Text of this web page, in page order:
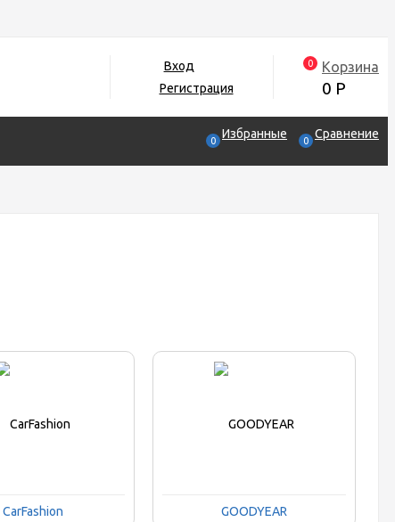
Вход
Регистрация
0 Корзина
0 Р
0 Избранные 0 Сравнение
CarFashion GOODYEAR